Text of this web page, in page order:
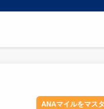
ANAマイルをマス